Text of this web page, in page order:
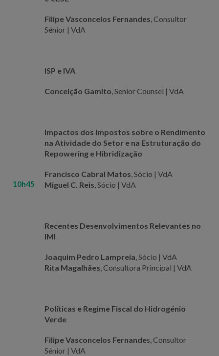
10h45
Filipe Vasconcelos Fernandes, Consultor
Sénior | VdA
ISP e IVA
Conceição Gamito, Senior Counsel | VdA
Impactos dos Impostos sobre o Rendimento
na Atividade do Setor e na Estruturação do
Repowering e Hibridização
Francisco Cabral Matos, Sócio | VdA
Miguel C. Reis, Sócio | VdA
Recentes Desenvolvimentos Relevantes no
IMI
Joaquim Pedro Lampreia, Sócio | VdA
Rita Magalhães, Consultora Principal | VdA
Políticas e Regime Fiscal do Hidrogénio
Verde
Filipe Vasconcelos Fernandes, Consultor
Sénior | VdA